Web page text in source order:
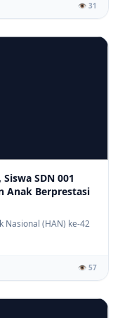
👁️ 31
SDN 001
Anak Berprestasi
Nasional (HAN) ke-42
👁️ 57